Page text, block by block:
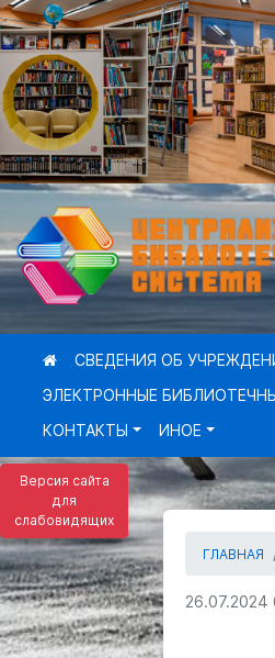
Версия сайта
для
слабовидящих
СВЕДЕНИЯ ОБ
ЭЛЕКТРОННЫЕ
КОНТАКТЫ
ИНОЕ
ГЛАВНАЯ
26.07.2024